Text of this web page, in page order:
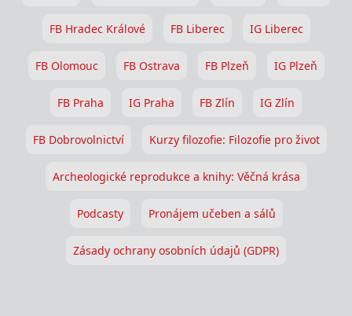
FB Hradec Králové FB Liberec IG Liberec
FB Olomouc FB Ostrava FB Plzeň IG Plzeň
FB Praha IG Praha FB Zlín IG Zlín
FB Dobrovolnictví Kurzy filozofie: Filozofie pro život
Archeologické reprodukce a knihy: Věčná krása
Podcasty Pronájem učeben a sálů
Zásady ochrany osobních údajů (GDPR)